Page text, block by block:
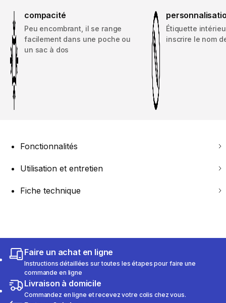
compacité
Peu encombrant, il se range
facilement dans une poche ou
un sac à dos
Étiquette
inscrire le nom
Fonctionnalités
Utilisation et entretien
Fiche technique
Faire un achat en ligne
Instructions détaillées sur toutes les étapes pour faire une
commande en ligne
Livraison à domicile
Commandez en ligne et recevez votre colis chez vous.